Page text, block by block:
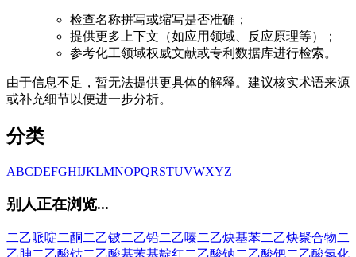
检查名称拼写或缩写是否准确；
提供更多上下文（如应用领域、反应原理等）；
参考化工领域权威文献或专利数据库进行检索。
由于信息不足，暂无法提供更具体的解释。建议核实术语来源
或补充细节以便进一步分析。
分类
ABCDEFGHIJKLMNOPQRSTUVWXYZ
别人正在浏览...
二乙哌啶二酮 二乙铍二乙铅二乙嗪二乙炔基苯二乙炔聚合物二
乙胂二乙酸钴二乙酸基苯基靛红二乙酸钠二乙酸钯二乙酸氢化